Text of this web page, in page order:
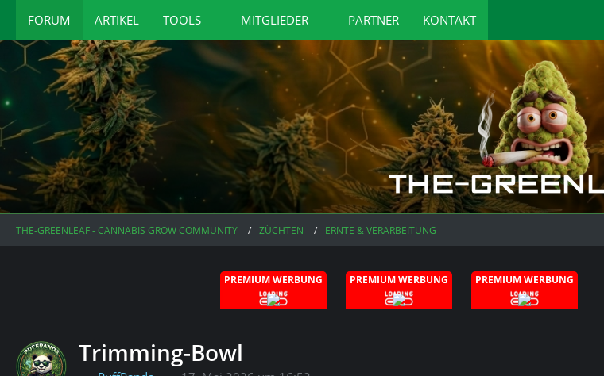
FORUM ARTIKEL TOOLS MITGLIEDER PARTNER KONTAKT
THE-GREENLEAF - CANNABIS GROW COMMUNITY ZÜCHTEN ERNTE & VERARBEITUNG
PREMIUM WERBUNG PREMIUM WERBUNG PREMIUM WERBUNG
Trimming-Bowl